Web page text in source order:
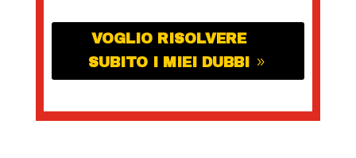
VOGLIO RISOLVERE
SUBITO I MIEI DUBBI